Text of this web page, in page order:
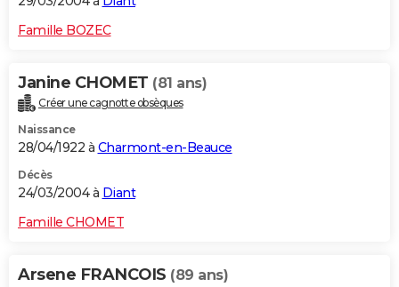
Famille BOZEC
Janine CHOMET (81 ans)
Créer une cagnotte obsèques
Naissance
28/04/1922 à Charmont-en-Beauce
Décès
24/03/2004 à Diant
Famille CHOMET
Arsene FRANCOIS (89 ans)